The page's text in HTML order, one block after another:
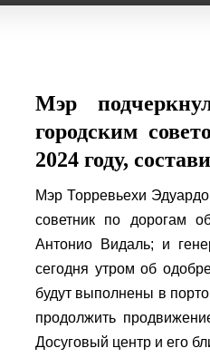
Мэр
городским
2024 году,
Мэр Торревьехи
советник по дорогам
Антонио Видаль; и
сегодня утром об
будут выполнены в
продолжить
Досуговый центр и его